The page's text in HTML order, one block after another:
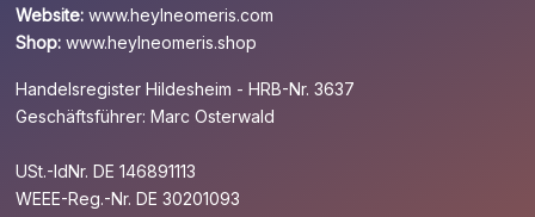
Website: www.heylneomeris.com
Shop: www.heylneomeris.shop
Handelsregister Hildesheim - HRB-Nr. 3637
Geschäftsführer: Marc Osterwald
USt.-IdNr. DE 146891113
WEEE-Reg.-Nr. DE 30201093